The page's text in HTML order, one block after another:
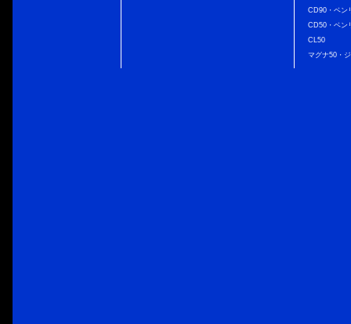
CD90・ベン
CD50・ベン
CL50
マグナ50・